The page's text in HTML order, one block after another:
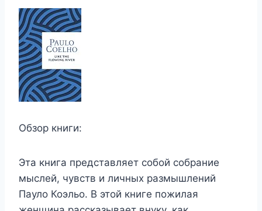
Обзор книги:
Эта книга представляет собой собрание
мыслей, чувств и личных размышлений
Пауло Коэльо. В этой книге пожилая